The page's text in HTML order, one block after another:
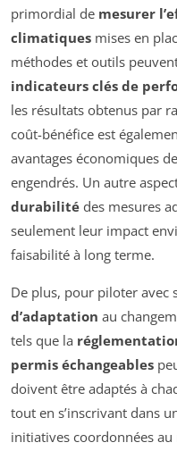
primordial de mesurer
climatiques mises en
méthodes et outils
indicateurs clés de
les résultats obtenus par
coût-bénéfice est
avantages économiques
engendrés. Un autre
durabilité des mesures
seulement leur impact
faisabilité à long terme.
De plus, pour piloter avec
d’adaptation au
tels que la
permis échangeables
doivent être adaptés à
tout en s’inscrivant dans
initiatives coordonnées